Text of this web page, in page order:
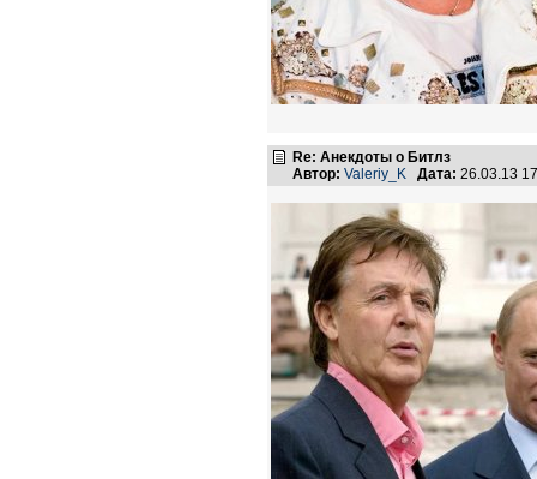
Re: Анекдоты о Битлз
Автор: Valeriy_K Дата: 26.03.13